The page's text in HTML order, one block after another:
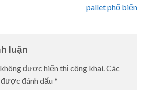
pallet phổ biến
luận
được hiển thị công khai. Các
đánh dấu *